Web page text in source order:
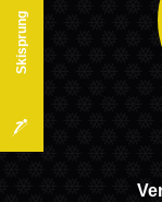
Skisprung